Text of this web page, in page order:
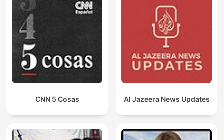
CNN 5 Cosas Al Jazeera News Updates